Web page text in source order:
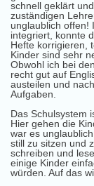
schnell geklärt
zuständigen
unglaublich offen!
integriert, konnte
Hefte korrigieren,
Kinder sind sehr
Obwohl ich bei
recht gut auf
austeilen und
Aufgaben.
Das Schulsystem
Hier gehen die
war es
still zu sitzen und
schreiben und
einige Kinder
würden. Auf das